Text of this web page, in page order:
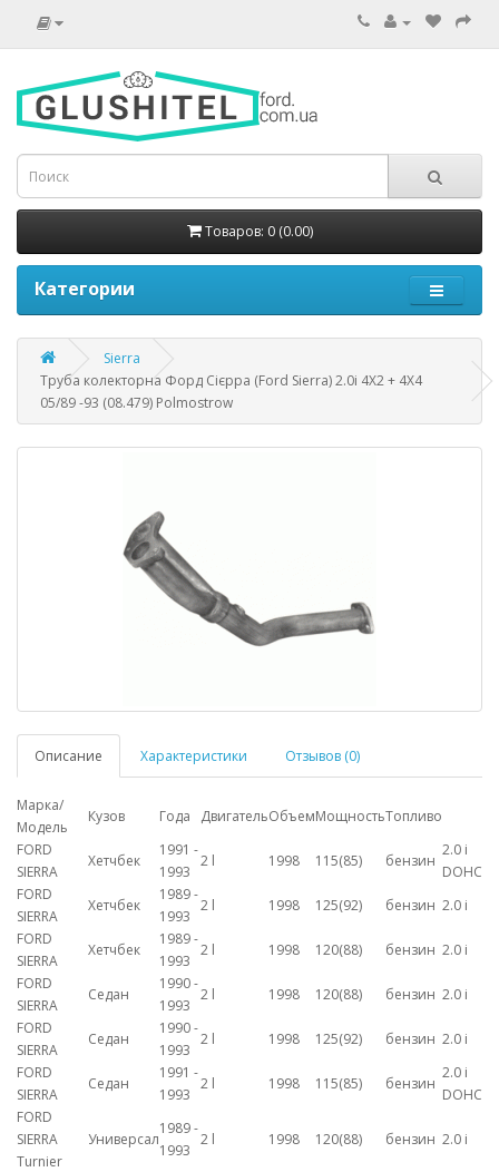
Товаров: 0 (0.00)
Категории
Sierra
Труба колекторна Форд Сієрра (Ford Sierra) 2.0i 4X2 + 4X4
05/89 -93 (08.479) Polmostrow
Описание Характеристики Отзывов (0)
Марка/
Модель
Кузов Года ДвигательОбъемМощностьТопливо
FORD
SIERRA
Хетчбек
1991 -
1993
2 l 1998 115(85) бензин
2.0 i
DOHC
FORD
SIERRA
Хетчбек
1989 -
1993
2 l 1998 125(92) бензин 2.0 i
FORD
SIERRA
Хетчбек
1989 -
1993
2 l 1998 120(88) бензин 2.0 i
FORD
SIERRA
Седан
1990 -
1993
2 l 1998 120(88) бензин 2.0 i
FORD
SIERRA
Седан
1990 -
1993
2 l 1998 125(92) бензин 2.0 i
FORD
SIERRA
Седан
1991 -
1993
2 l 1998 115(85) бензин
2.0 i
DOHC
FORD
SIERRA
Turnier
Универсал
1989 -
1993
2 l 1998 120(88) бензин 2.0 i